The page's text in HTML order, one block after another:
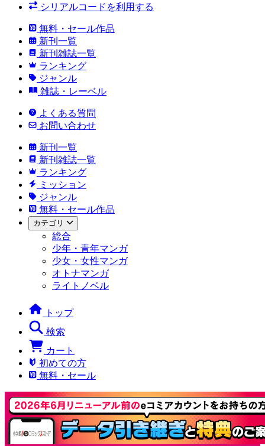
シリアルコードを利用する
無料・セール作品
新刊一覧
新刊雑誌一覧
ランキング
ジャンル
雑誌・レーベル
よくある質問
お問い合わせ
新刊一覧
新刊雑誌一覧
ランキング
ミッション
ジャンル
無料・セール作品
カテゴリ
総合
少年・青年マンガ
少女・女性マンガ
オトナマンガ
ライトノベル
トップ
検索
カート
初めての方
無料・セール